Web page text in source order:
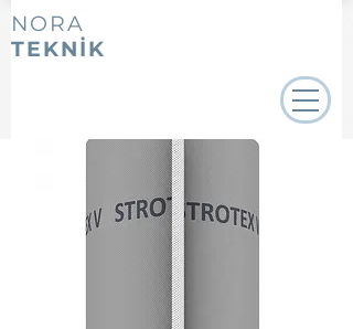
NORA
TEKNİK